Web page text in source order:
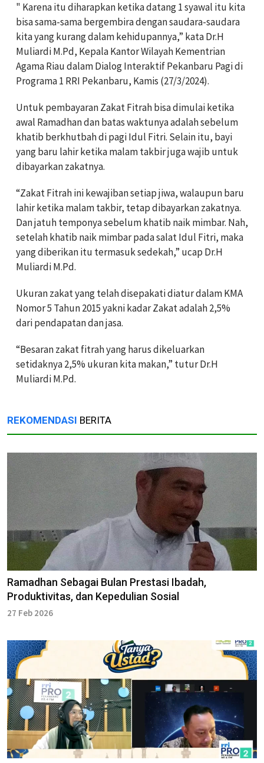
" Karena itu diharapkan ketika datang 1 syawal itu kita
bisa sama-sama bergembira dengan saudara-saudara
kita yang kurang dalam kehidupannya,” kata Dr.H
Muliardi M.Pd, Kepala Kantor Wilayah Kementrian
Agama Riau dalam Dialog Interaktif Pekanbaru Pagi di
Programa 1 RRI Pekanbaru, Kamis (27/3/2024).
Untuk pembayaran Zakat Fitrah bisa dimulai ketika
awal Ramadhan dan batas waktunya adalah sebelum
khatib berkhutbah di pagi Idul Fitri. Selain itu, bayi
yang baru lahir ketika malam takbir juga wajib untuk
dibayarkan zakatnya.
“Zakat Fitrah ini kewajiban setiap jiwa, walaupun baru
lahir ketika malam takbir, tetap dibayarkan zakatnya.
Dan jatuh temponya sebelum khatib naik mimbar. Nah,
setelah khatib naik mimbar pada salat Idul Fitri, maka
yang diberikan itu termasuk sedekah,” ucap Dr.H
Muliardi M.Pd.
Ukuran zakat yang telah disepakati diatur dalam KMA
Nomor 5 Tahun 2015 yakni kadar Zakat adalah 2,5%
dari pendapatan dan jasa.
“Besaran zakat fitrah yang harus dikeluarkan
setidaknya 2,5% ukuran kita makan,” tutur Dr.H
Muliardi M.Pd.
REKOMENDASI BERITA
Ramadhan Sebagai Bulan Prestasi Ibadah,
Produktivitas, dan Kepedulian Sosial
27 Feb 2026